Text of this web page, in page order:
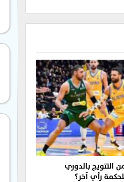
التتويج بالدوري
رأي آخر؟